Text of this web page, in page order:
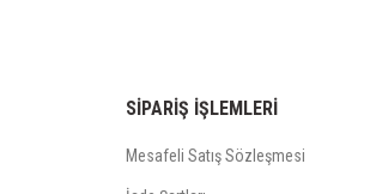
SİPARİŞ İŞLEMLERİ
Mesafeli Satış Sözleşmesi